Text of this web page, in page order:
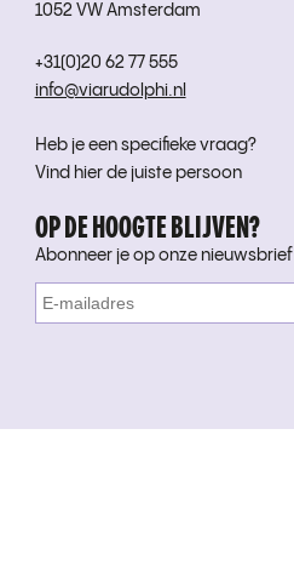
1052 VW Amsterdam
+31(0)20 62 77 555
info@viarudolphi.nl
Heb je een specifieke vraag?
Vind hier de juiste persoon
OP DE HOOGTE BLIJVEN?
Abonneer je op onze nieuwsbrief